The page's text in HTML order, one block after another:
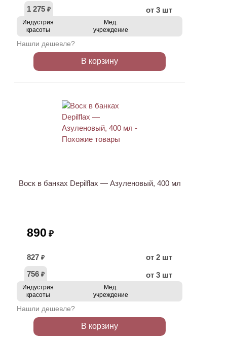
1 275 ₽ от 3 шт
Индустрия
красоты
Мед.
учреждение
Нашли дешевле?
В корзину
Воск в банках Depilflax — Азуленовый, 400 мл
890 ₽
827 ₽
от 2 шт
756 ₽ от 3 шт
Индустрия
красоты
Мед.
учреждение
Нашли дешевле?
В корзину